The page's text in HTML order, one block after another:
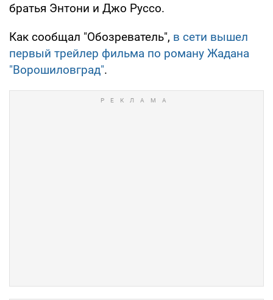
братья Энтони и Джо Руссо.
Как сообщал "Обозреватель", в сети вышел
первый трейлер фильма по роману Жадана
"Ворошиловград".